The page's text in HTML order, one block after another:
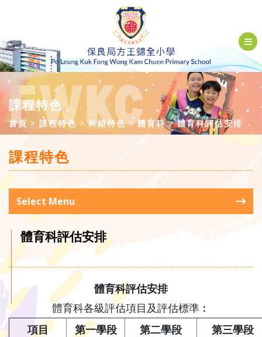
課程特色
首頁 課程特色 科組特色 體育科 體育科評估安排
課程特色
Select Menu
體育科評估安排
體育科評估安排
體育科各級評估項目及評估標準︰
項目
第一學段 第二學段
第三學段